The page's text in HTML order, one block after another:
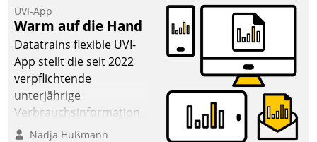
UVI-App
Warm auf die Hand
Datatrains flexible UVI-
App stellt die seit 2022
verpflichtende
unterjährige
Verbrauchsinformation
schnell, zuverlässig und
Nadja Hußmann